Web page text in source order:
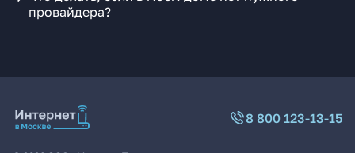
провайдера?
8 800 123-13-15